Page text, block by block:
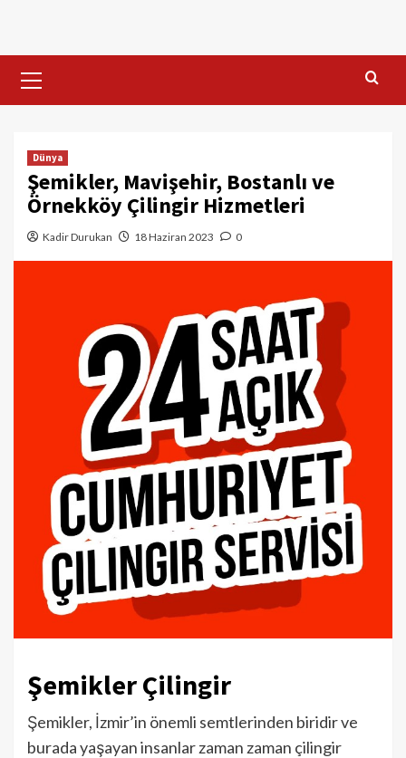
content
Menu
Dünya
Şemikler, Mavişehir, Bostanlı ve
Örnekköy Çilingir Hizmetleri
Kadir Durukan 18 Haziran 2023 0
Şemikler Çilingir
Şemikler, İzmir’in önemli semtlerinden biridir ve
burada yaşayan insanlar zaman zaman çilingir